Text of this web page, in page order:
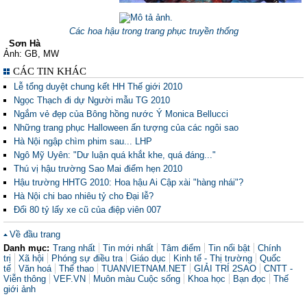
Các hoa hậu trong trang phục truyền thống
Sơn Hà
Ảnh: GB, MW
CÁC TIN KHÁC
Lễ tổng duyệt chung kết HH Thế giới 2010
Ngọc Thạch đi dự Người mẫu TG 2010
Ngắm vẻ đẹp của Bông hồng nước Ý Monica Bellucci
Những trang phục Halloween ấn tượng của các ngôi sao
Hà Nội ngập chìm phim sau... LHP
Ngô Mỹ Uyên: "Dư luận quá khắt khe, quá đáng..."
Thú vị hậu trường Sao Mai điểm hẹn 2010
Hậu trường HHTG 2010: Hoa hậu Ai Cập xài "hàng nhái"?
Hà Nội chi bao nhiêu tỷ cho Đại lễ?
Đổi 80 tỷ lấy xe cũ của điệp viên 007
Về đầu trang
Danh mục: Trang nhất Tin mới nhất Tâm điểm Tin nổi bật
Chính
trị
Xã hội Phóng sự điều tra Giáo dục Kinh tế - Thị trường
Quốc
tế
Văn hoá Thể thao TUANVIETNAM.NET GIẢI TRÍ 2SAO
CNTT -
Viễn thông
VEF.VN Muôn màu Cuộc sống Khoa học Bạn đọc
Thế
giới ảnh